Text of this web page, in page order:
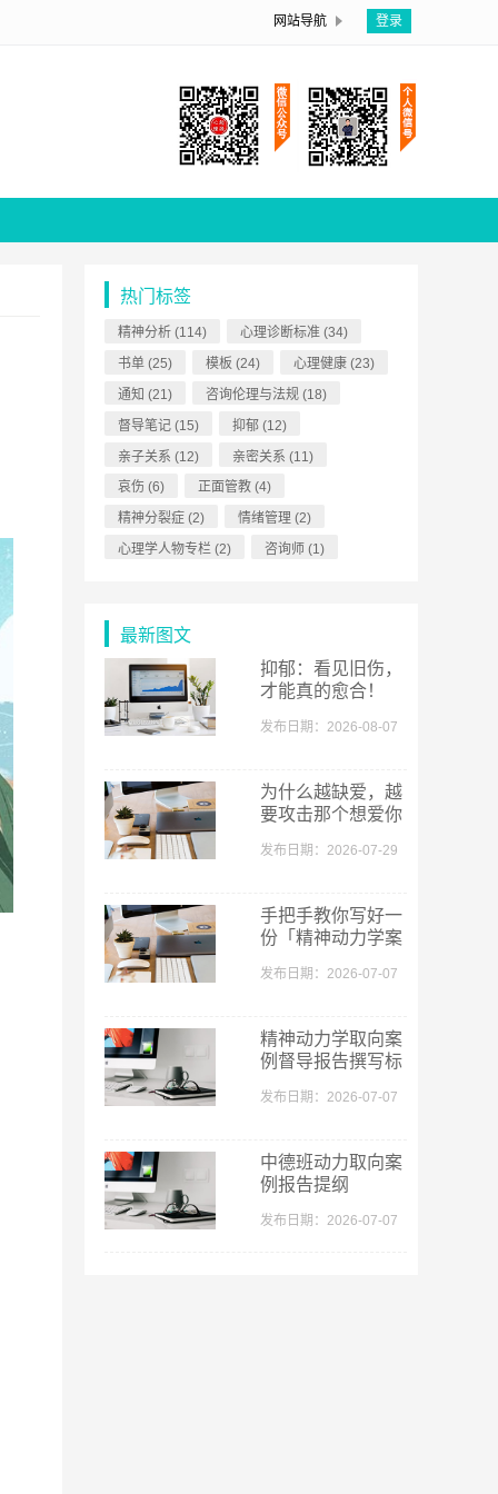
网站导航 登录
热门标签
精神分析 (114) 心理诊断标准 (34)
书单 (25) 模板 (24) 心理健康 (23)
通知 (21) 咨询伦理与法规 (18)
督导笔记 (15) 抑郁 (12)
亲子关系 (12) 亲密关系 (11)
哀伤 (6) 正面管教 (4)
精神分裂症 (2) 情绪管理 (2)
心理学人物专栏 (2) 咨询师 (1)
最新图文
抑郁：看见旧伤，
才能真的愈合！
发布日期：2026-08-07
为什么越缺爱，越
要攻击那个想爱你
发布日期：2026-07-29
手把手教你写好一
份「精神动力学案
发布日期：2026-07-07
精神动力学取向案
例督导报告撰写标
发布日期：2026-07-07
中德班动力取向案
例报告提纲
发布日期：2026-07-07